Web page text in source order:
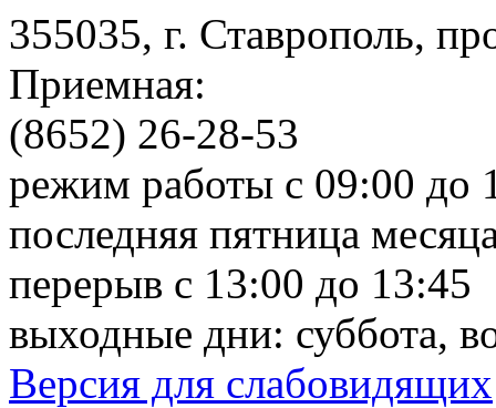
355035, г. Ставрополь,
Приемная:
(8652) 26-28-53
режим работы с 09:00 до
последняя пятница
перерыв с 13:00 до 13:45
выходные дни: суббота,
Версия для слабовидящих